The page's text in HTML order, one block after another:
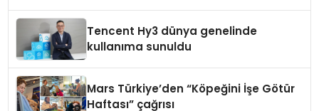
Tencent Hy3 dünya genelinde
kullanıma sunuldu
Mars Türkiye’den “Köpeğini İşe Götür
Haftası” çağrısı